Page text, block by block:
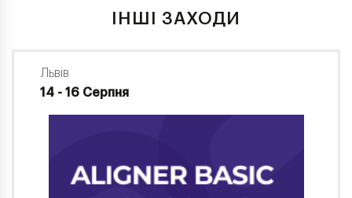
ІНШІ ЗАХОДИ
Львів
14 - 16 Серпня